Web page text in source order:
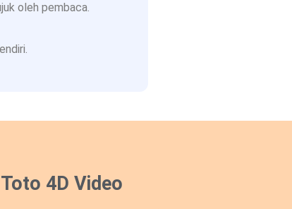
oleh pembaca.
4D Video